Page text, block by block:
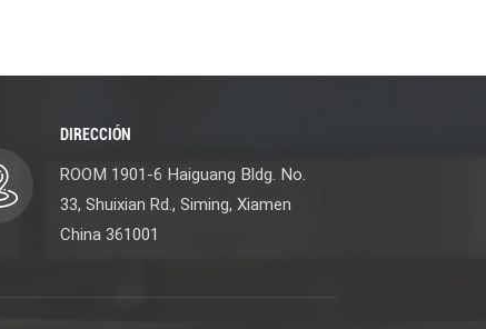
DIRECCIÓN
ROOM 1901-6 Haiguang Bldg. No.
33, Shuixian Rd., Siming, Xiamen
China 361001